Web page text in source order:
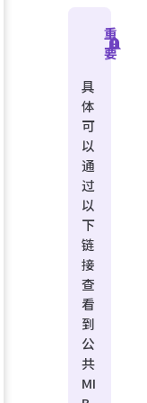
重
要
具
体
可
以
通
过
以
下
链
接
查
看
到
公
共
MI